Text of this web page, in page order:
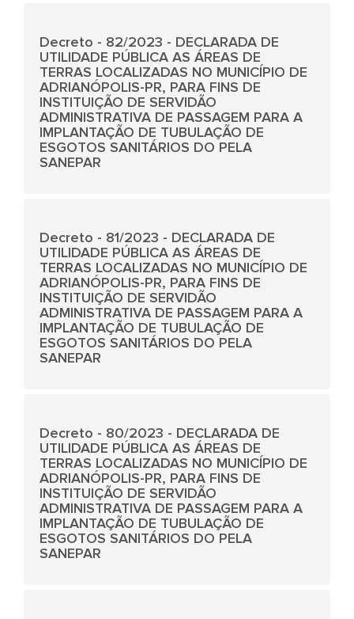
Decreto - 82/2023 - DECLARADA DE
UTILIDADE PÚBLICA AS ÁREAS DE
TERRAS LOCALIZADAS NO MUNICÍPIO DE
ADRIANÓPOLIS-PR, PARA FINS DE
INSTITUIÇÃO DE SERVIDÃO
ADMINISTRATIVA DE PASSAGEM PARA A
IMPLANTAÇÃO DE TUBULAÇÃO DE
ESGOTOS SANITÁRIOS DO PELA
SANEPAR
Decreto - 81/2023 - DECLARADA DE
UTILIDADE PÚBLICA AS ÁREAS DE
TERRAS LOCALIZADAS NO MUNICÍPIO DE
ADRIANÓPOLIS-PR, PARA FINS DE
INSTITUIÇÃO DE SERVIDÃO
ADMINISTRATIVA DE PASSAGEM PARA A
IMPLANTAÇÃO DE TUBULAÇÃO DE
ESGOTOS SANITÁRIOS DO PELA
SANEPAR
Decreto - 80/2023 - DECLARADA DE
UTILIDADE PÚBLICA AS ÁREAS DE
TERRAS LOCALIZADAS NO MUNICÍPIO DE
ADRIANÓPOLIS-PR, PARA FINS DE
INSTITUIÇÃO DE SERVIDÃO
ADMINISTRATIVA DE PASSAGEM PARA A
IMPLANTAÇÃO DE TUBULAÇÃO DE
ESGOTOS SANITÁRIOS DO PELA
SANEPAR